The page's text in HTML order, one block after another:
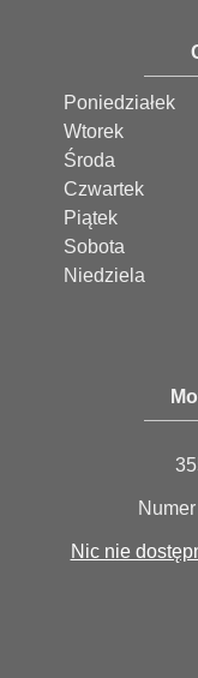
Poniedziałek
Wtorek
Środa
Czwartek
Piątek
Sobota
Niedziela
Nic nie